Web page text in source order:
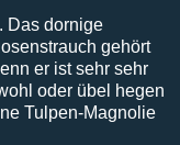
Das dornige
gehört
er ist sehr sehr
oder übel hegen
Tulpen-Magnolie